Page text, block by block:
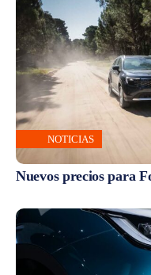
NOTICIAS
Nuevos precios para